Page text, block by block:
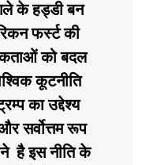
के हड्डी बन
फर्स्ट की
को बदल
कूटनीति
का उद्देश्य
सर्वोत्तम रूप
ने है इस नीति के